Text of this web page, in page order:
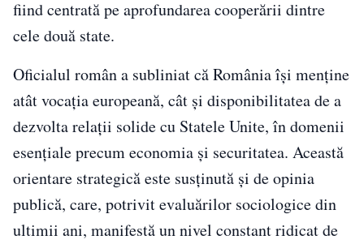
fiind centrată pe aprofundarea cooperării dintre
cele două state.
Oficialul român a subliniat că România își menține
atât vocația europeană, cât și disponibilitatea de a
dezvolta relații solide cu Statele Unite, în domenii
esențiale precum economia și securitatea. Această
orientare strategică este susținută și de opinia
publică, care, potrivit evaluărilor sociologice din
ultimii ani, manifestă un nivel constant ridicat de